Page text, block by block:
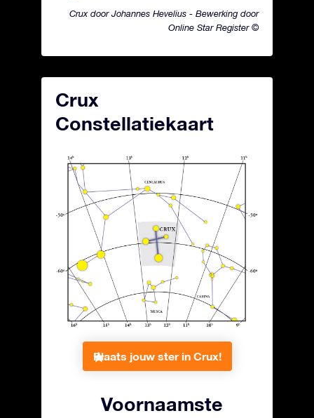
Crux door Johannes Hevelius - Bewerking door
Online Star Register ©
Crux
Constellatiekaart
Plaats jouw ster in Crux!
Voornaamste